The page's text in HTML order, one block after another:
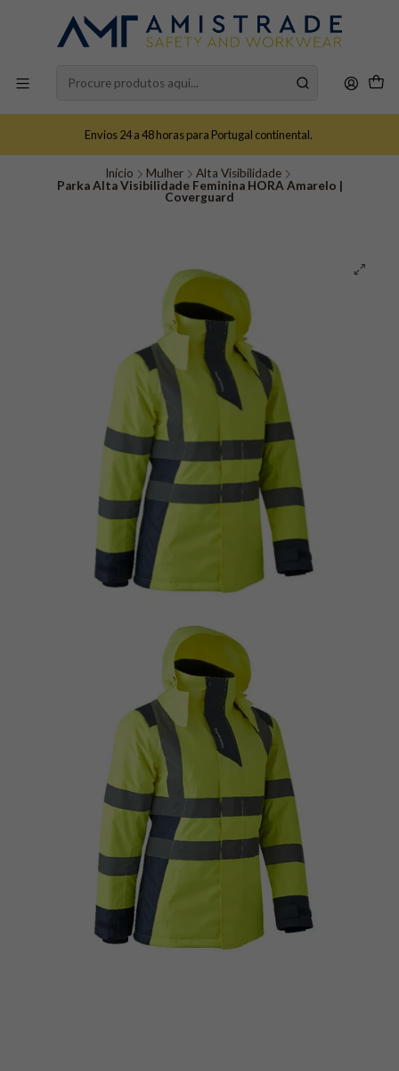
Envios 24 a 48 horas para Portugal continental.
Início Mulher
Alta Visibilidade
Parka Alta Visibilidade Feminina HORA Amarelo |
Coverguard